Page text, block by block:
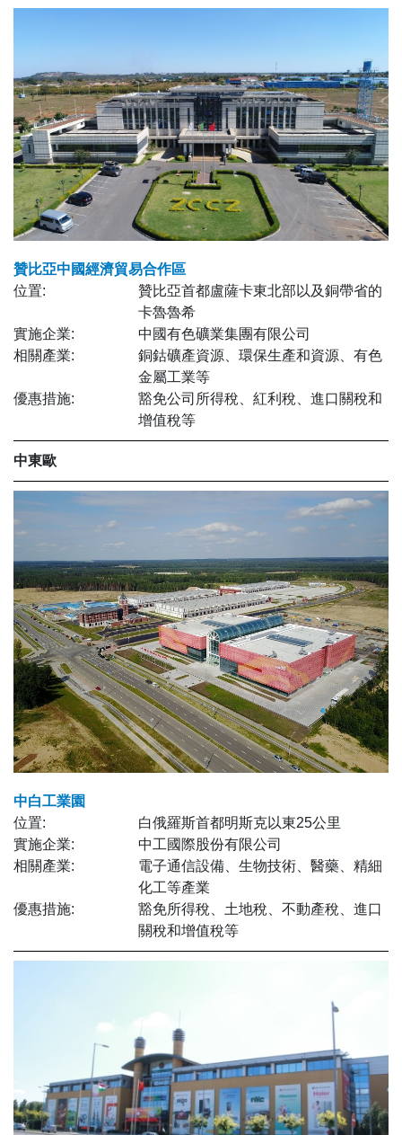
贊比亞中國經濟貿易合作區
位置:
贊比亞首都盧薩卡東北部以及銅帶省的
卡魯魯希
實施企業:
中國有色礦業集團有限公司
相關產業:
銅鈷礦產資源、環保生產和資源、有色
金屬工業等
優惠措施:
豁免公司所得稅、紅利稅、進口關稅和
增值稅等
中東歐
中白工業園
位置:
白俄羅斯首都明斯克以東25公里
實施企業:
中工國際股份有限公司
相關產業:
電子通信設備、生物技術、醫藥、精細
化工等產業
優惠措施:
豁免所得稅、土地稅、不動產稅、進口
關稅和增值稅等